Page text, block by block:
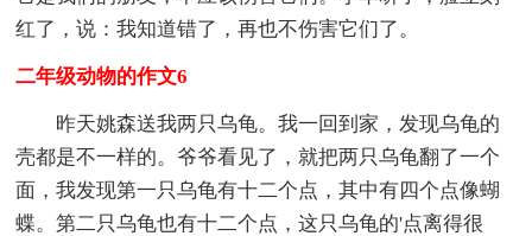
红了，说：我知道错了，再也不伤害它们了。
二年级动物的作文6
昨天姚森送我两只乌龟。我一回到家，发现乌龟的
壳都是不一样的。爷爷看见了，就把两只乌龟翻了一个
面，我发现第一只乌龟有十二个点，其中有四个点像蝴
蝶。第二只乌龟也有十二个点，这只乌龟的'点离得很